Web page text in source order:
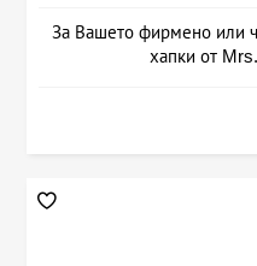
За Вашето фирмено или
хапки от